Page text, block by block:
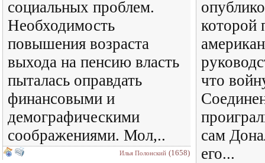
социальных проблем.
Необходимость
повышения возраста
выхода на пенсию власть
пыталась оправдать
финансовыми и
демографическими
соображениями. Мол,..
Илья Полонский (1658)
которой
что
сам
его...